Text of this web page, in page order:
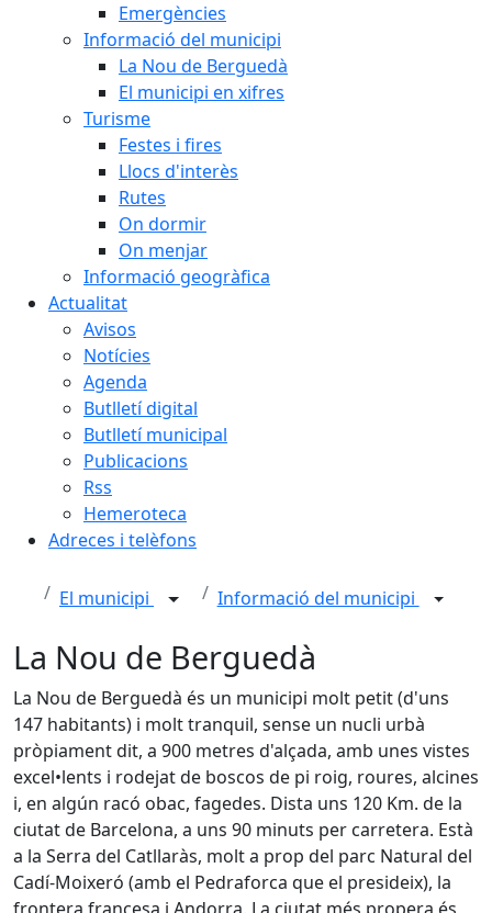
Emergències
Informació del municipi
La Nou de Berguedà
El municipi en xifres
Turisme
Festes i fires
Llocs d'interès
Rutes
On dormir
On menjar
Informació geogràfica
Actualitat
Avisos
Notícies
Agenda
Butlletí digital
Butlletí municipal
Publicacions
Rss
Hemeroteca
Adreces i telèfons
El municipi Informació del municipi
La Nou de Berguedà
La Nou de Berguedà és un municipi molt petit (d'uns
147 habitants) i molt tranquil, sense un nucli urbà
pròpiament dit, a 900 metres d'alçada, amb unes vistes
excel•lents i rodejat de boscos de pi roig, roures, alcines
i, en algún racó obac, fagedes. Dista uns 120 Km. de la
ciutat de Barcelona, a uns 90 minuts per carretera. Està
a la Serra del Catllaràs, molt a prop del parc Natural del
Cadí-Moixeró (amb el Pedraforca que el presideix), la